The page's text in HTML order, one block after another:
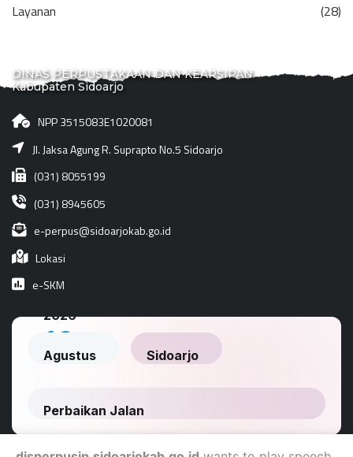
Layanan (28)
DINAS PERPUSTAKAAN DAN KEARSIPAN
Kabupaten Sidoarjo
NPP 3515083E1020081
Jl. Jaksa Agung R. Suprapto No.5 Sidoarjo
(031) 8055199
(031) 8945605
e-perpus@sidoarjokab.go.id
Lokasi
e-SKM